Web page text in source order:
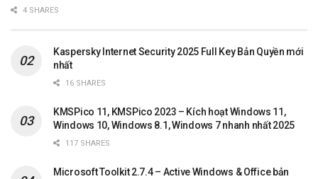
4 SHARES
Kaspersky Internet Security 2025 Full Key Bản Quyền mới
nhất
16 SHARES
KMSPico 11, KMSPico 2023 – Kích hoạt Windows 11,
Windows 10, Windows 8.1, Windows 7 nhanh nhất 2025
117 SHARES
Microsoft Toolkit 2.7.4 – Active Windows & Office bản